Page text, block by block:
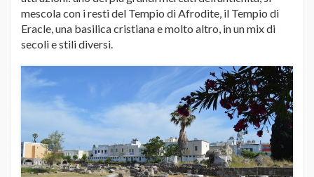
mescola con i resti del Tempio di Afrodite, il Tempio di
Eracle, una basilica cristiana e molto altro, in un mix di
secoli e stili diversi.